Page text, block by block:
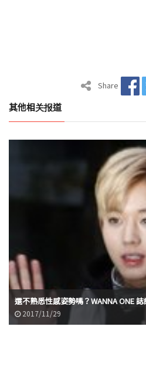
Share
其他相关报道
還不熟悉性感姿勢嗎？WANNA ONE
2017/11/29